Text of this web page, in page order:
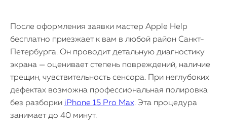
После оформления заявки мастер Apple Help
бесплатно приезжает к вам в любой район Санкт-
Петербурга. Он проводит детальную диагностику
экрана — оценивает степень повреждений, наличие
трещин, чувствительность сенсора. При неглубоких
дефектах возможна профессиональная полировка
без разборки iPhone 15 Pro Max. Эта процедура
занимает до 40 минут.